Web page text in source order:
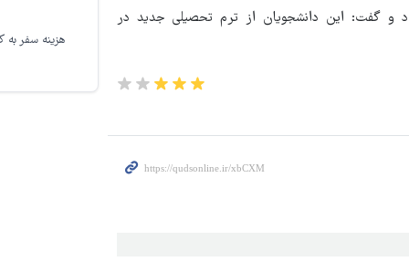
و گفت: این دانشجویان از ترم تحصیلی جدید در
هزینه سفر به